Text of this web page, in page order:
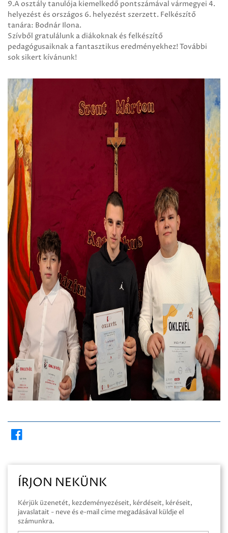
9.A osztály tanulója kiemelkedő pontszámával vármegyei 4.
helyezést és országos 6. helyezést szerzett. Felkészítő
tanára: Bodnár Ilona.
Szívből gratulálunk a diákoknak és felkészítő
pedagógusaiknak a fantasztikus eredményekhez! További
sok sikert kívánunk!
ÍRJON NEKÜNK
Kérjük üzenetét, kezdeményezéseit, kérdéseit, kéréseit,
javaslatait - neve és e-mail címe megadásával küldje el
számunkra.